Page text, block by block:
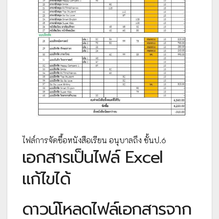
ไฟล์การจัดซื้อหนังสือเรียน อนุบาลถึง ชั้นป.6
เอกสารเป็นไฟล์ Excel
แก้ไขได้
ดาวน์โหลดไฟล์เอกสารจาก